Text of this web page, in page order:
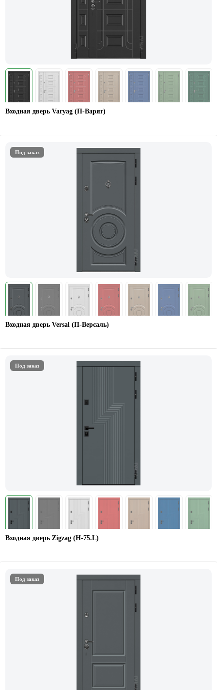
Входная дверь Varyag (П-Варяг)
Под заказ
Входная дверь Versal (П-Версаль)
Под заказ
Входная дверь Zigzag (Н-75.L)
Под заказ